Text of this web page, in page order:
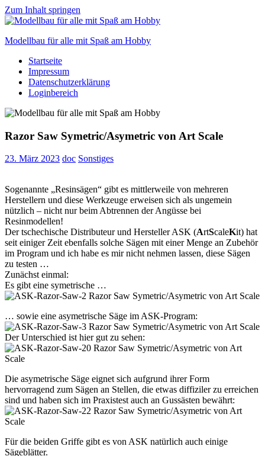
Zum Inhalt springen
Modellbau für alle mit Spaß am Hobby
Scale
modelling
to
Startseite
Impressum
Datenschutzerklärung
Loginbereich
Razor Saw Symetric/Asymetric von Art Scale
23. März 2023 doc Sonstiges
Sogenannte „Resinsägen“ gibt es mittlerweile von mehreren
Herstellern und diese Werkzeuge erweisen sich als ungemein
nützlich – nicht nur beim Abtrennen der Angüsse bei
Resinmodellen!
Der tschechische Distributeur und Hersteller ASK (ArtScaleKit) hat
seit einiger Zeit ebenfalls solche Sägen mit einer Menge an Zubehör
im Program und ich habe es mir nicht nehmen lassen, diese Sägen
zu testen …
Zunächst einmal:
Es gibt eine symetrische …
… sowie eine asymetrische Säge im ASK-Program:
Der Unterschied ist hier gut zu sehen:
Die asymetrische Säge eignet sich aufgrund ihrer Form
hervorragend zum Sägen an Stellen, die etwas diffiziler zu erreichen
sind und haben sich im Praxistest auch an Gussästen bewährt:
Für die beiden Griffe gibt es von ASK natürlich auch einige
Sägeblätter.